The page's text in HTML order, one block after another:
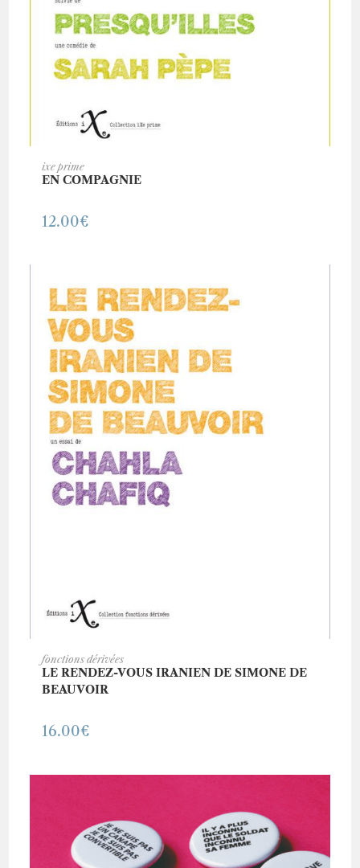
ixe prime
EN COMPAGNIE
12.00€
AJOUTER AU PANIER
fonctions dérivées
LE RENDEZ-VOUS IRANIEN DE SIMONE DE
BEAUVOIR
16.00€